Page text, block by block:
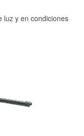
luz y en condiciones